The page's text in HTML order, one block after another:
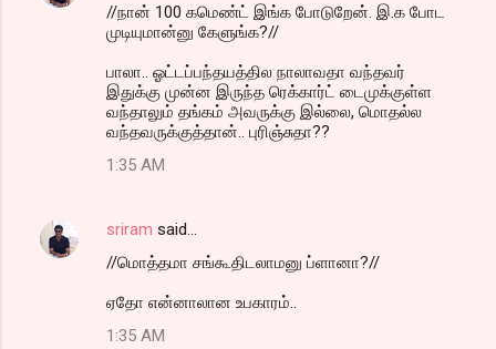
//நான் 100 கமெண்ட் இங்க போடுறேன். இ.க போட
முடியுமான்னு கேளுங்க?//
பாலா.. ஓட்டப்பந்தயத்தில நாலாவதா வந்தவர்
இதுக்கு முன்ன இருந்த ரெக்கார்ட் டைமுக்குள்ள
வந்தாலும் தங்கம் அவருக்கு இல்லை, மொதல்ல
வந்தவருக்குத்தான்.. புரிஞ்சுதா??
1:35 AM
sriram said…
//மொத்தமா சங்கூதிடலாமனு ப்ளானா?//
ஏதோ என்னாலான உபகாரம்..
1:35 AM